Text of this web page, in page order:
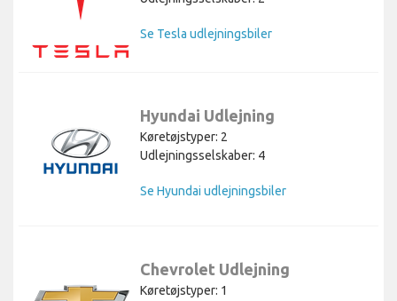
Se Tesla udlejningsbiler
Hyundai Udlejning
Køretøjstyper: 2
Udlejningsselskaber: 4
Se Hyundai udlejningsbiler
Chevrolet Udlejning
Køretøjstyper: 1